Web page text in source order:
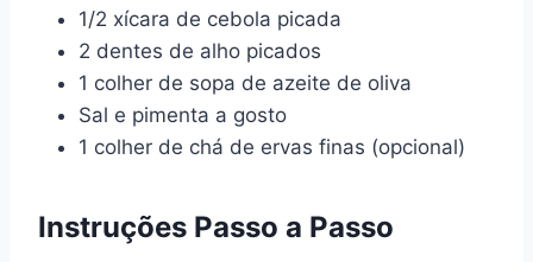
1/2 xícara de cebola picada
2 dentes de alho picados
1 colher de sopa de azeite de oliva
Sal e pimenta a gosto
1 colher de chá de ervas finas (opcional)
Instruções Passo a Passo